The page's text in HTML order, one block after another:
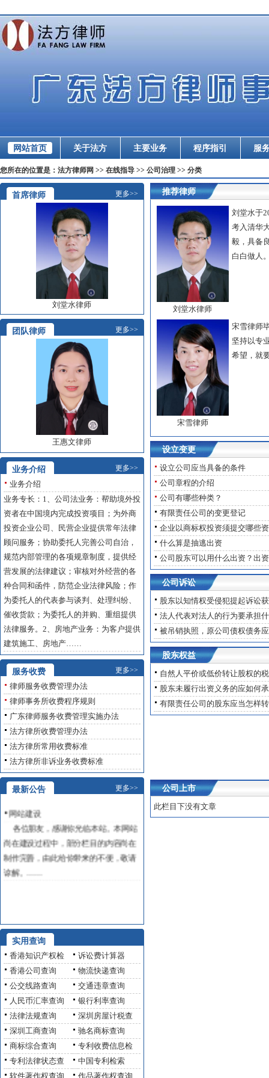
网站首页 关于法方 主要业务 程序指引 服
您所在的位置是：法方律师网 >> 在线指导 >> 公司治理 >> 分类
首席律师 更多>>
刘堂水律师
团队律师 更多>>
王惠文律师
业务介绍 更多>>
业务介绍
业务专长：1、公司法业务：帮助境外投
资者在中国境内完成投资项目；为外商
投资企业公司、民营企业提供常年法律
顾问服务；协助委托人完善公司自治，
规范内部管理的各项规章制度，提供经
营发展的法律建议；审核对外经营的各
种合同和函件，防范企业法律风险；作
为委托人的代表参与谈判、处理纠纷、
催收货款；为委托人的并购、重组提供
法律服务。2、房地产业务：为客户提供
建筑施工、房地产……
服务收费 更多>>
律师服务收费管理办法
律师事务所收费程序规则
广东律师服务收费管理实施办法
法方律所收费管理办法
法方律所常用收费标准
法方律所非诉业务收费标准
最新公告 更多>>
网站建设
各位朋友，感谢你光临本站。本网站
尚在建设过程中，部分栏目的内容尚在
制作完善，由此给你带来的不便，敬请
谅解。……
实用查询
香港知识产权检
诉讼费计算器
香港公司查询
物流快递查询
公交线路查询
交通违章查询
人民币汇率查询
银行利率查询
法律法规查询
深圳房屋计税查
深圳工商查询
驰名商标查询
商标综合查询
专利收费信息检
专利法律状态查
中国专利检索
软件著作权查询
作品著作权查询
推荐律师
刘堂水律师
刘堂水于
考入清华
毅，具备
白白做人
宋雪律师
宋雪律师
坚持以专
希望，就
设立变更
设立公司应当具备的条件
公司章程的介绍
公司有哪些种类？
有限责任公司的变更登记
企业以商标权投资须提交哪些
什么算是抽逃出资
公司股东可以用什么出资？出
公司诉讼
股东以知情权受侵犯提起诉讼
法人代表对法人的行为要承担
被吊销执照，原公司债权债务
股东权益
自然人平价或低价转让股权的
股东未履行出资义务的应如何
有限责任公司的股东应当怎样
公司上市
此栏目下没有文章